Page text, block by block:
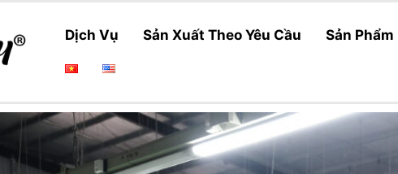
Dịch Vụ Sản Xuất Theo Yêu Cầu Sản Phẩm